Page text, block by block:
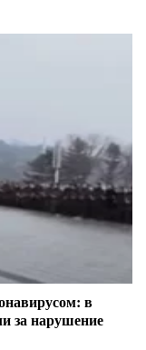
в
за нарушение